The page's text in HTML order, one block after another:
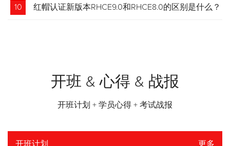
师）证书？申请步骤请收藏！
10 红帽认证新版本RHCE9.0和RHCE8.0的区别是什么？
开班 & 心得 & 战报
开班计划 + 学员心得 + 考试战报
开班计划 更多